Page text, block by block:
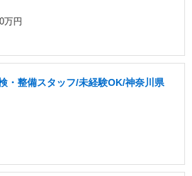
万円
・整備スタッフ/未経験OK/神奈川県